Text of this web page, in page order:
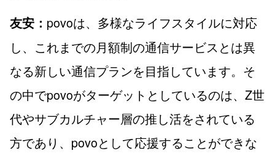
友安： povoは、多様なライフスタイルに対応
し、これまでの月額制の通信サービスとは異
なる新しい通信プランを目指しています。そ
の中でpovoがターゲットとしているのは、Z世
代やサブカルチャー層の推し活をされている
方であり、povoとして応援することができな